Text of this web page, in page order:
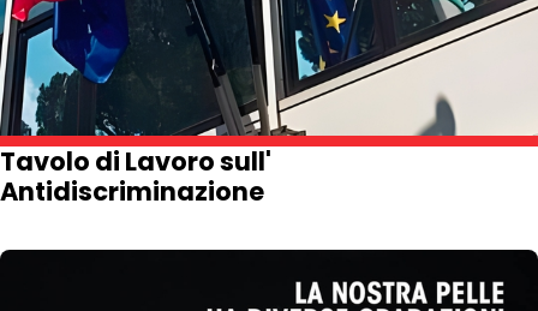
Tavolo di Lavoro sull'
Antidiscriminazione